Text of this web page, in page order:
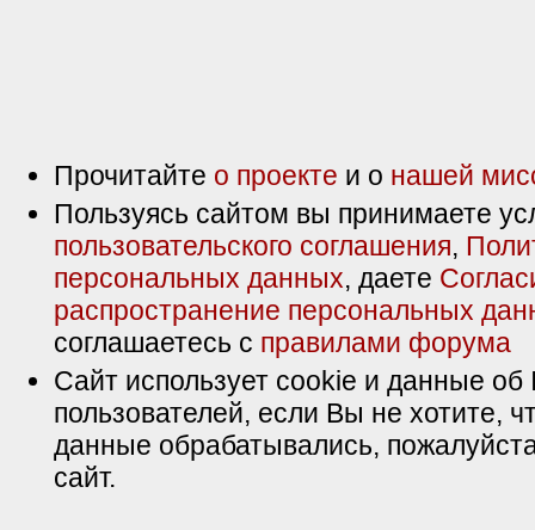
Прочитайте о проекте и о нашей
Пользуясь сайтом вы принимаете
пользовательского соглашения,
персональных данных, даете
распространение персональных
соглашаетесь с правилами форума
Сайт использует cookie и данные об
пользователей, если Вы не хотите,
данные обрабатывались,
сайт.